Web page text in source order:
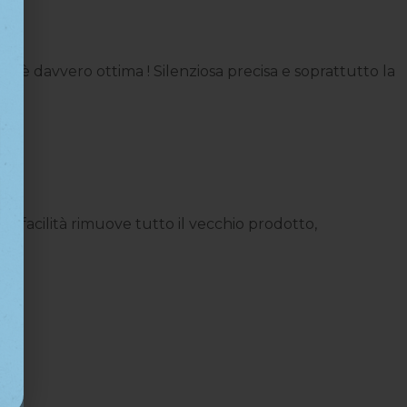
è davvero ottima ! Silenziosa precisa e soprattutto la
facilità rimuove tutto il vecchio prodotto,